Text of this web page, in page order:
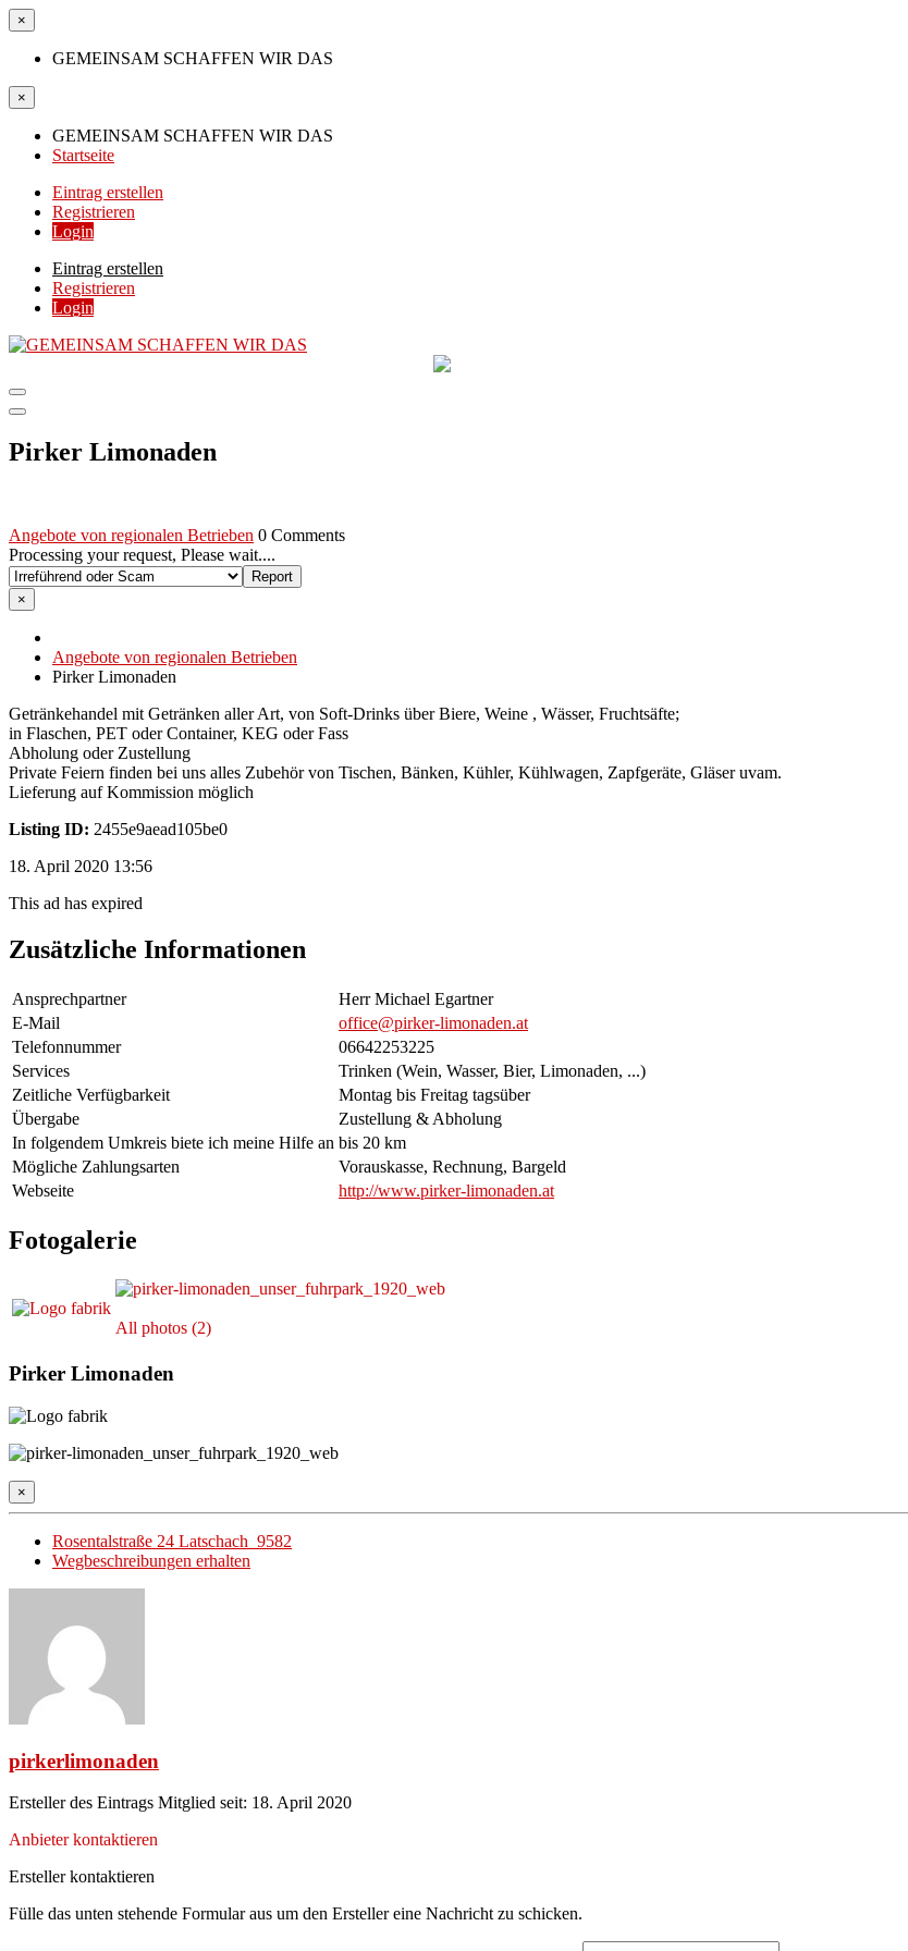
×
GEMEINSAM SCHAFFEN WIR DAS
×
GEMEINSAM SCHAFFEN WIR DAS
Startseite
Eintrag erstellen
Registrieren
Login
Eintrag erstellen
Registrieren
Login
Pirker Limonaden
Angebote von regionalen Betrieben 0 Comments
Processing your request, Please wait....
×
Angebote von regionalen Betrieben
Pirker Limonaden
Getränkehandel mit Getränken aller Art, von Soft-Drinks über Biere, Weine , Wässer, Fruchtsäfte;
in Flaschen, PET oder Container, KEG oder Fass
Abholung oder Zustellung
Private Feiern finden bei uns alles Zubehör von Tischen, Bänken, Kühler, Kühlwagen, Zapfgeräte, Gläser uvam.
Lieferung auf Kommission möglich
Listing ID: 2455e9aead105be0
18. April 2020 13:56
This ad has expired
Zusätzliche Informationen
Ansprechpartner
Herr Michael Egartner
E-Mail
office@pirker-limonaden.at
Telefonnummer
06642253225
Services
Trinken (Wein, Wasser, Bier, Limonaden, ...)
Zeitliche Verfügbarkeit
Montag bis Freitag tagsüber
Übergabe
Zustellung & Abholung
In folgendem Umkreis biete ich meine Hilfe an bis 20 km
Mögliche Zahlungsarten
Vorauskasse, Rechnung, Bargeld
Webseite
http://www.pirker-limonaden.at
Fotogalerie
All photos (2)
Pirker Limonaden
×
Rosentalstraße 24 Latschach 9582
Wegbeschreibungen erhalten
pirkerlimonaden
Ersteller des Eintrags Mitglied seit: 18. April 2020
Anbieter kontaktieren
Ersteller kontaktieren
Fülle das unten stehende Formular aus um den Ersteller eine Nachricht zu schicken.